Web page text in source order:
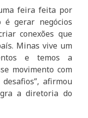
feira feita por
é gerar negócios
conexões que
Minas vive um
e temos a
movimento com
afirmou
a diretoria do